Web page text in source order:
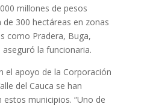
millones de pesos
300 hectáreas en zonas
como Pradera, Buga,
aseguró la funcionaria.
el apoyo de la Corporación
del Cauca se han
municipios. “Uno de